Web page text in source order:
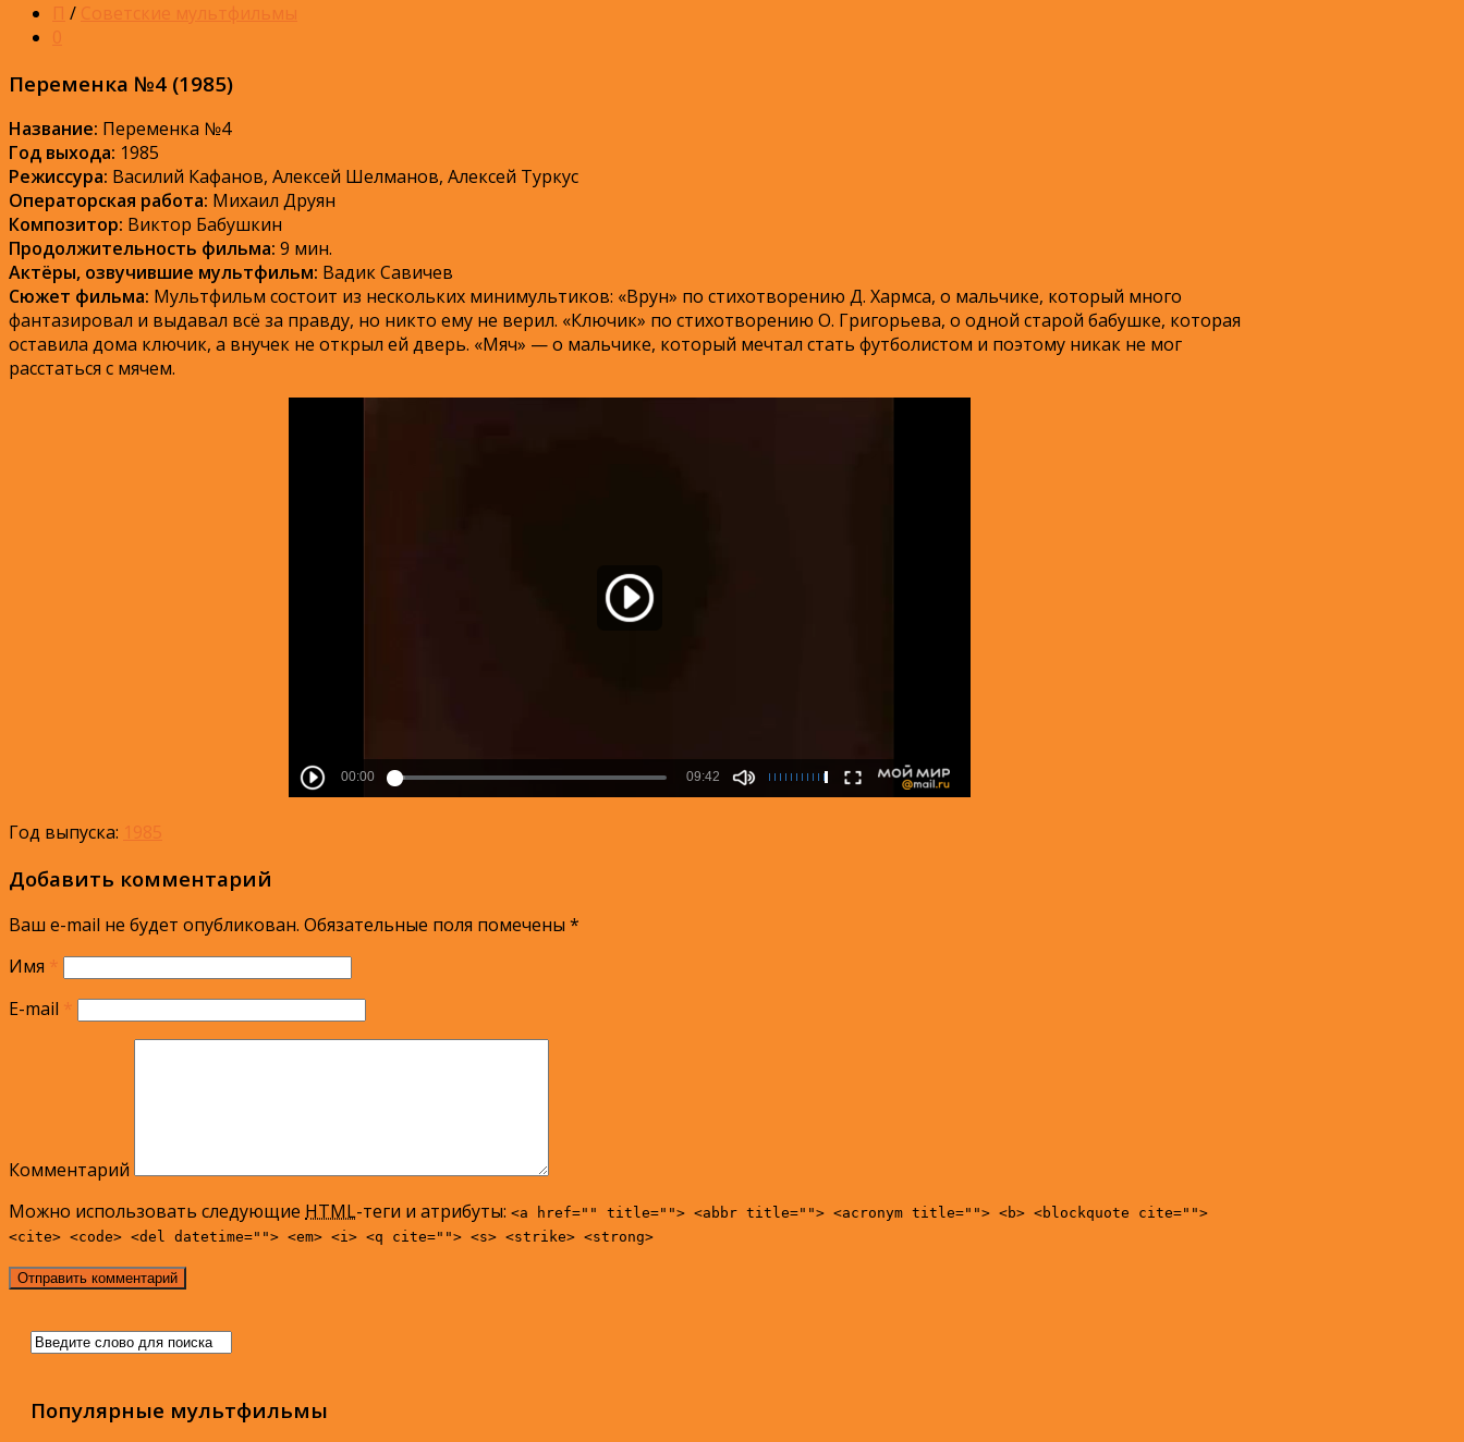
П / Советские мультфильмы
0
Переменка №4 (1985)
Название: Переменка №4
Год выхода: 1985
Режиссура: Василий Кафанов, Алексей Шелманов, Алексей Туркус
Операторская работа: Михаил Друян
Композитор: Виктор Бабушкин
Продолжительность фильма: 9 мин.
Актёры, озвучившие мультфильм: Вадик Савичев
Сюжет фильма: Мультфильм состоит из нескольких минимультиков: «Врун» по стихотворению Д. Хармса, о мальчике, который много
фантазировал и выдавал всё за правду, но никто ему не верил. «Ключик» по стихотворению О. Григорьева, о одной старой бабушке, которая
оставила дома ключик, а внучек не открыл ей дверь. «Мяч» — о мальчике, который мечтал стать футболистом и поэтому никак не мог
расстаться с мячем.
Год выпуска: 1985
Добавить комментарий
Ваш e-mail не будет опубликован. Обязательные поля помечены *
Имя *
E-mail *
Комментарий
Можно использовать следующие HTML-теги и атрибуты: <a href="" title=""> <abbr title=""> <acronym title=""> <b> <blockquote cite="">
<cite> <code> <del datetime=""> <em> <i> <q cite=""> <s> <strike> <strong>
Популярные мультфильмы